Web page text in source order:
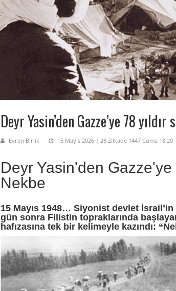
Deyr Yasin’den Gazze’ye 78 yıldır
Evren Birlik 15 Mayıs 2026 | 28 Zilkade 1447 Cuma 18:20
Deyr Yasin'den Gazze'ye
Nekbe
15 Mayıs 1948… Siyonist devlet
gün sonra Filistin topraklarında
hafızasına tek bir kelimeyle kazındı: